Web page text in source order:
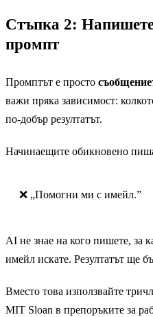
Стъпка 2:
промпт
Промптът е просто
важи пряка зависимост:
по-добър резултатът.
Начинаещите обикновено
❌ „Помогни ми с имейл.”
AI не знае на кого пишете, за
имейл искате. Резултатът ще
Вместо това използвайте
MIT Sloan в препоръките за